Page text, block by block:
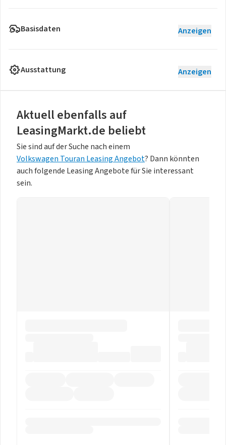
Basisdaten Anzeigen
Ausstattung Anzeigen
Aktuell ebenfalls auf
LeasingMarkt.de beliebt
Sie sind auf der Suche nach einem
Volkswagen Touran Leasing Angebot? Dann könnten
auch folgende Leasing Angebote für Sie interessant
sein.